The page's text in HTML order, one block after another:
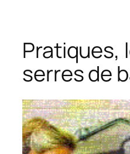
Pratiques,
serres de